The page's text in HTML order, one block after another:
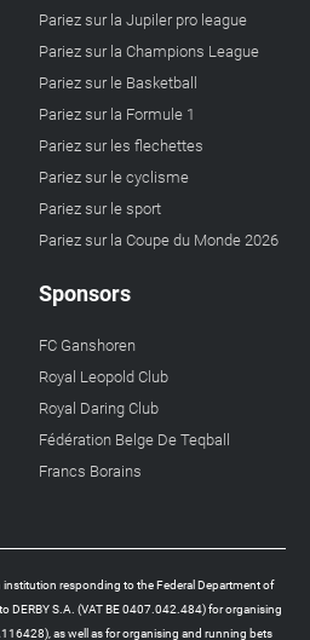
Pariez sur la Jupiler pro league
Pariez sur la Champions League
Pariez sur le Basketball
Pariez sur la Formule 1
Pariez sur les flechettes
Pariez sur le cyclisme
Pariez sur le sport
Pariez sur la Coupe du Monde 2026
Sponsors
FC Ganshoren
Royal Leopold Club
Royal Daring Club
Fédération Belge De Teqball
Francs Borains
responding to the Federal Department of
DERBY S.A. (VAT BE 0407.042.484) for organising
as well as for organising and running bets